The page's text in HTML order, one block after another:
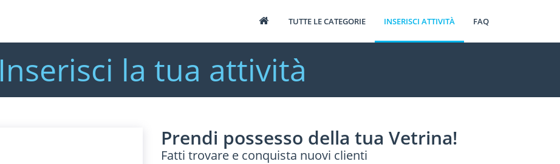
TUTTE LE CATEGORIE INSERISCI ATTIVITÀ FAQ
Inserisci la tua attività
Prendi possesso della tua Vetrina!
Fatti trovare e conquista nuovi clienti